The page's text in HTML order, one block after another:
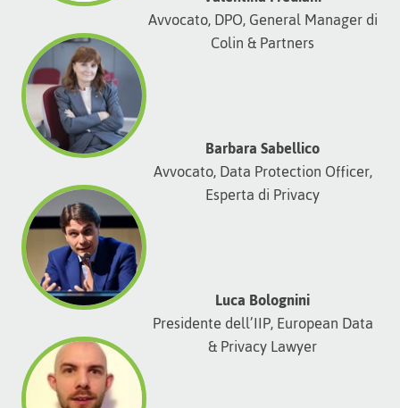
Avvocato, DPO, General Manager di
Colin & Partners
Barbara Sabellico
Avvocato, Data Protection Officer,
Esperta di Privacy
Luca Bolognini
Presidente dell’IIP, European Data
& Privacy Lawyer